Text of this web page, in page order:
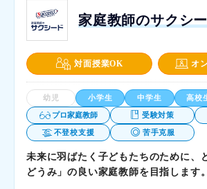
家庭教師のサクシ
対面授業OK オ
幼児 小学生 中学生 高校
プロ家庭教師 受験対策
不登校支援 苦手克服
未来に羽ばたく子どもたちのために、
どうみ」の良い家庭教師を目指します。